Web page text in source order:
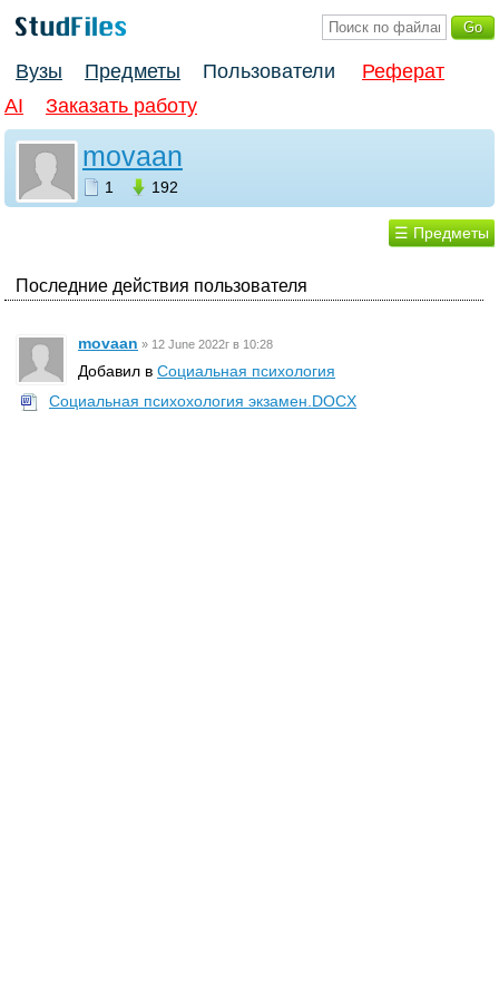
Вузы Предметы Пользователи
Реферат
AI
Заказать работу
movaan
1 192
☰ Предметы
Последние действия пользователя
movaan » 12 June 2022г в 10:28
Добавил в Социальная психология
Социальная психохология экзамен.DOCX